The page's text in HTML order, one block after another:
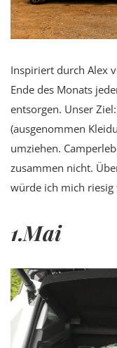
Inspiriert durch Alex
Ende des Monats
entsorgen. Unser
(ausgenommen
umziehen.
zusammen nicht.
würde ich mich riesig
1.Mai